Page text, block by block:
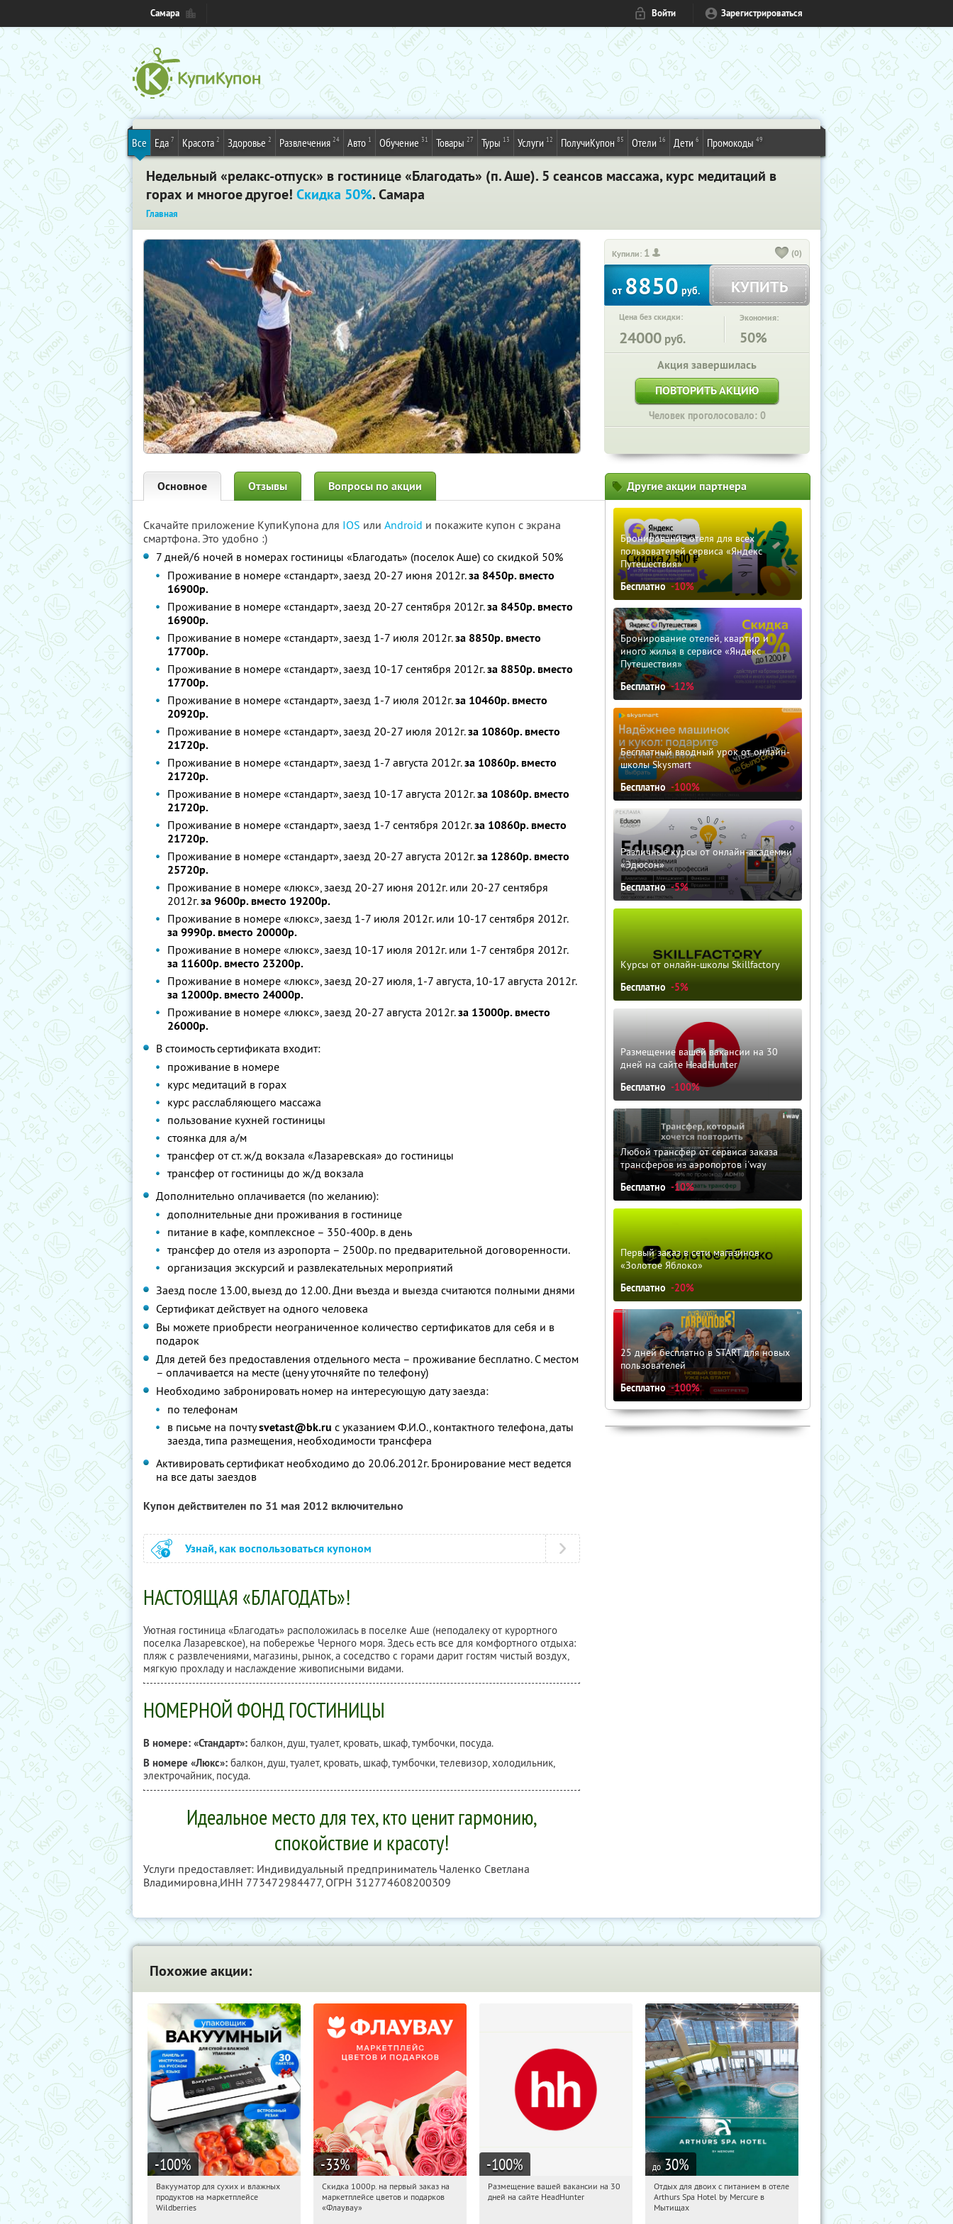
Самара Войти Зарегистрироваться
Все Еда 7 Красота 2 Здоровье 2 Развлечения 24 Авто 1 Обучение 31 Товары 27 Туры 13 Услуги 12 ПолучиКупон 85 Отели 16 Дети 6 Промокоды 49
Недельный «релакс-отпуск» в гостинице «Благодать» (п. Аше). 5 сеансов массажа, курс медитаций в
горах и многое другое! Скидка 50%. Самара
Главная
Купили: 1 (0)
от 8850 руб. КУПИТЬ
Цена без скидки:
24000 руб.
Экономия:
50%
Акция завершилась
ПОВТОРИТЬ АКЦИЮ
Человек проголосовало: 0
Основное Отзывы Вопросы по акции
Скачайте приложение КупиКупона для IOS или Android и покажите купон с экрана
смартфона. Это удобно :)
7 дней/6 ночей в номерах гостиницы «Благодать» (поселок Аше) со скидкой 50%
Проживание в номере «стандарт», заезд 20-27 июня 2012г.за 8450р. вместо
16900р.
Проживание в номере «стандарт», заезд 20-27 сентября 2012г.за 8450р. вместо
16900р.
Проживание в номере «стандарт», заезд 1-7 июля 2012г.за 8850р. вместо
17700р.
Проживание в номере «стандарт», заезд 10-17 сентября 2012г.за 8850р. вместо
17700р.
Проживание в номере «стандарт», заезд 1-7 июля 2012г.за 10460р. вместо
20920р.
Проживание в номере «стандарт», заезд 20-27 июля 2012г.за 10860р. вместо
21720р.
Проживание в номере «стандарт», заезд 1-7 августа 2012г.за 10860р. вместо
21720р.
Проживание в номере «стандарт», заезд 10-17 августа 2012г.за 10860р. вместо
21720р.
Проживание в номере «стандарт», заезд 1-7 сентября 2012г.за 10860р. вместо
21720р.
Проживание в номере «стандарт», заезд 20-27 августа 2012г.за 12860р. вместо
25720р.
Проживание в номере «люкс», заезд 20-27 июня 2012г. или 20-27 сентября
2012г.за 9600р. вместо 19200р.
Проживание в номере «люкс», заезд 1-7 июля 2012г. или 10-17 сентября 2012г.
за 9990р. вместо 20000р.
Проживание в номере «люкс», заезд 10-17 июля 2012г. или 1-7 сентября 2012г.
за 11600р. вместо 23200р.
Проживание в номере «люкс», заезд 20-27 июля, 1-7 августа, 10-17 августа 2012г.
за 12000р. вместо 24000р.
Проживание в номере «люкс», заезд 20-27 августа 2012г.за 13000р. вместо
26000р.
В стоимость сертификата входит:
проживание в номере
курс медитаций в горах
курс расслабляющего массажа
пользование кухней гостиницы
стоянка для а/м
трансфер от ст. ж/д вокзала «Лазаревская» до гостиницы
трансфер от гостиницы до ж/д вокзала
Дополнительно оплачивается (по желанию):
дополнительные дни проживания в гостинице
питание в кафе, комплексное – 350-400р. в день
трансфер до отеля из аэропорта – 2500р. по предварительной договоренности.
организация экскурсий и развлекательных мероприятий
Заезд после 13.00, выезд до 12.00. Дни въезда и выезда считаются полными днями
Сертификат действует на одного человека
Вы можете приобрести неограниченное количество сертификатов для себя и в
подарок
Для детей без предоставления отдельного места – проживание бесплатно. С местом
– оплачивается на месте (цену уточняйте по телефону)
Необходимо забронировать номер на интересующую дату заезда:
по телефонам
в письме на почтуsvetast@bk.ru с указанием Ф.И.О., контактного телефона, даты
заезда, типа размещения, необходимости трансфера
Активировать сертификат необходимо до 20.06.2012г. Бронирование мест ведется
на все даты заездов
Купон действителен по 31 мая 2012 включительно
Узнай, как воспользоваться купоном
НАСТОЯЩАЯ «БЛАГОДАТЬ»!
Уютная гостиница «Благодать» расположилась в поселке Аше (неподалеку от курортного
поселка Лазаревское), на побережье Черного моря. Здесь есть все для комфортного отдыха:
пляж с развлечениями, магазины, рынок, а соседство с горами дарит гостям чистый воздух,
мягкую прохладу и наслаждение живописными видами.
НОМЕРНОЙ ФОНД ГОСТИНИЦЫ
В номере: «Стандарт»: балкон, душ, туалет, кровать, шкаф, тумбочки, посуда.
В номере «Люкс»: балкон, душ, туалет, кровать, шкаф, тумбочки, телевизор, холодильник,
электрочайник, посуда.
Идеальное место для тех, кто ценит гармонию,
спокойствие и красоту!
Услуги предоставляет: Индивидуальный предприниматель Чаленко Светлана
Владимировна,ИНН 773472984477, ОГРН 312774608200309
Другие акции партнера
Бронирование отеля для всех
пользователей сервиса «Яндекс
Путешествия»
Бесплатно -10%
Бронирование отелей, квартир и
иного жилья в сервисе «Яндекс
Путешествия»
Бесплатно -12%
Бесплатный вводный урок от онлайн-
школы Skysmart
Бесплатно -100%
Различные курсы от онлайн-академии
«Эдюсон»
Бесплатно -5%
Курсы от онлайн-школы Skillfactory
Бесплатно -5%
Размещение вашей вакансии на 30
дней на сайте HeadHunter
Бесплатно -100%
Любой трансфер от сервиса заказа
трансферов из аэропортов i'way
Бесплатно -10%
Первый заказ в сети магазинов
«Золотое Яблоко»
Бесплатно -20%
25 дней бесплатно в START для новых
пользователей
Бесплатно -100%
Похожие акции:
-100%
10:13:42 Получили:190
Россия
Вакууматор для сухих и влажных
продуктов на маркетплейсе
Wildberries
-33%
10:13:42 Получили:
Россия
Скидка 1000р. на первый заказ на
маркетплейсе цветов и подарков
«Флаувау»
-100%
10:13:42 Получили:
Размещение вашей вакансии на 30
дней на сайте HeadHunter
до 30%
10:13:42
Купи первым!
Московская обл., г. Мытищи, д.
Отдых для двоих с питанием в отеле
Arthurs Spa Hotel by Mercure в
Мытищах